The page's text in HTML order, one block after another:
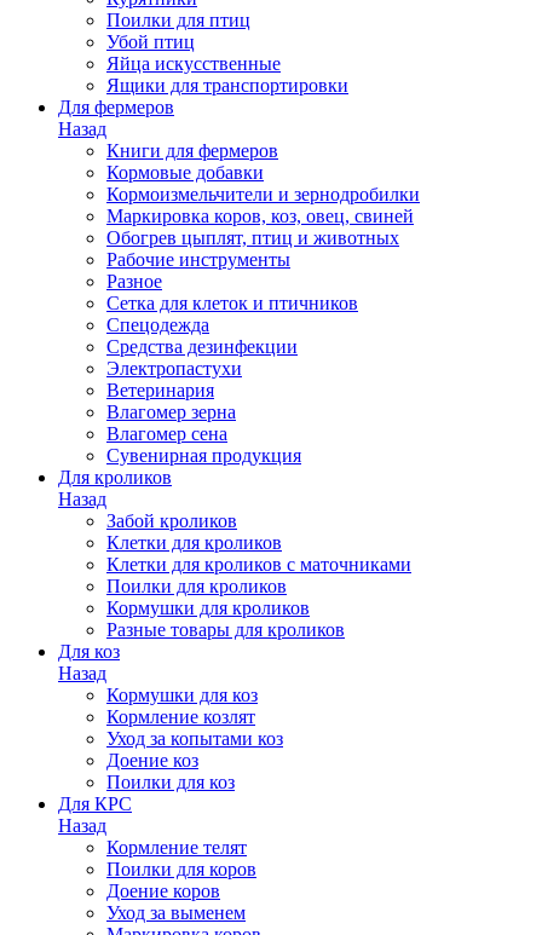
Поилки для птиц
Убой птиц
Яйца искусственные
Ящики для транспортировки
Для фермеров
Назад
Книги для фермеров
Кормовые добавки
Кормоизмельчители и зернодробилки
Маркировка коров, коз, овец, свиней
Обогрев цыплят, птиц и животных
Рабочие инструменты
Разное
Сетка для клеток и птичников
Спецодежда
Средства дезинфекции
Электропастухи
Ветеринария
Влагомер зерна
Влагомер сена
Сувенирная продукция
Для кроликов
Назад
Забой кроликов
Клетки для кроликов
Клетки для кроликов с маточниками
Поилки для кроликов
Кормушки для кроликов
Разные товары для кроликов
Для коз
Назад
Кормушки для коз
Кормление козлят
Уход за копытами коз
Доение коз
Поилки для коз
Для КРС
Назад
Кормление телят
Поилки для коров
Доение коров
Уход за выменем